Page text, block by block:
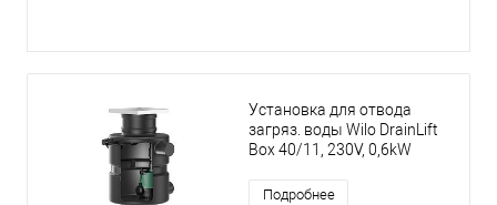
Установка для отвода
загряз. воды Wilo DrainLift
Box 40/11, 230V, 0,6kW
Подробнее